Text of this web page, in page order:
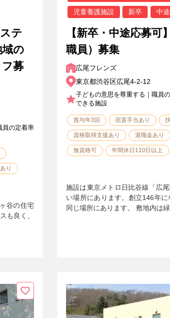
テ
の
募
員の定着率
り
谷の住宅
も良く、
児童養護施設 新卒 中途
【新卒・中途応募可
職員）募集
広尾フレンズ
東京都渋谷区広尾4-2-12
子どもの意思を尊重する｜職員
できる施設
賞与年3回 宿直手当あり
資格取得支援あり 退職金あり
無資格可 年間休日110日以上
施設は東京メトロ日比谷線「広
い場所にあります。創立146年
同じ場所にあります。 敷地内は